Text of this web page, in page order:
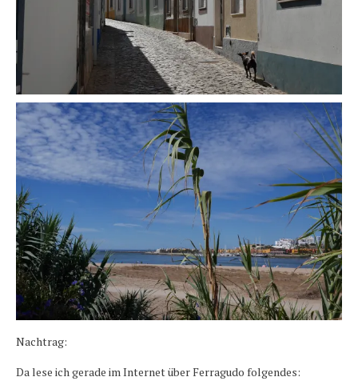
Nachtrag:
Da lese ich gerade im Internet über Ferragudo folgendes: